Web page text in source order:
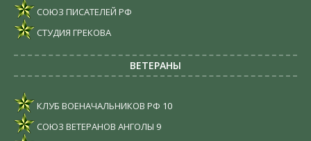
СОЮЗ ПИСАТЕЛЕЙ РФ
СТУДИЯ ГРЕКОВА
ВЕТЕРАНЫ
КЛУБ ВОЕНАЧАЛЬНИКОВ РФ 10
СОЮЗ ВЕТЕРАНОВ АНГОЛЫ 9